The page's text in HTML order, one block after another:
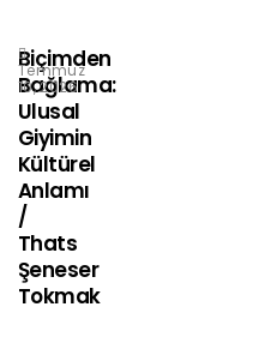
Biçimden
Bağlama:
Ulusal
Giyimin
Kültürel
Anlamı
/
Thats
Şeneser
Tokmak
Temmuz
10, 2026